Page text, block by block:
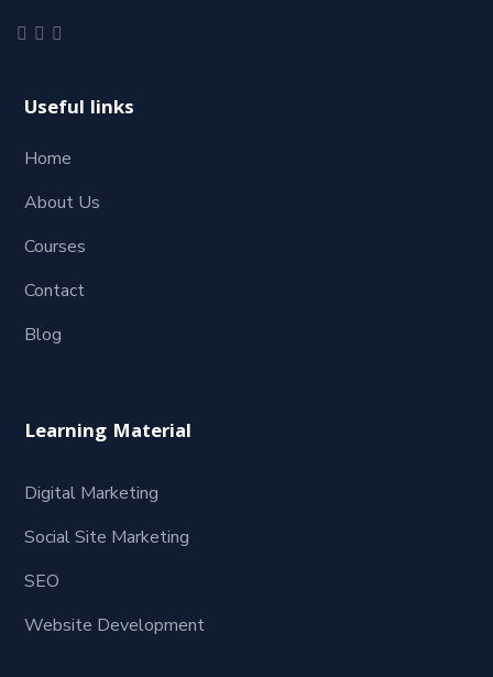
Useful links
Home
About Us
Courses
Contact
Blog
Learning Material
Digital Marketing
Social Site Marketing
SEO
Website Development